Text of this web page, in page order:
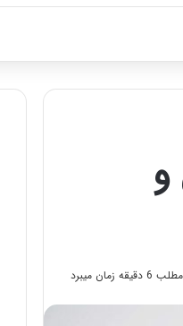
و
میبرد